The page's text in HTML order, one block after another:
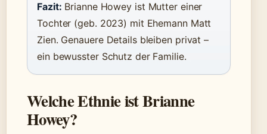
Fazit: Brianne Howey ist Mutter einer
Tochter (geb. 2023) mit Ehemann Matt
Zien. Genauere Details bleiben privat –
ein bewusster Schutz der Familie.
Welche Ethnie ist Brianne
Howey?